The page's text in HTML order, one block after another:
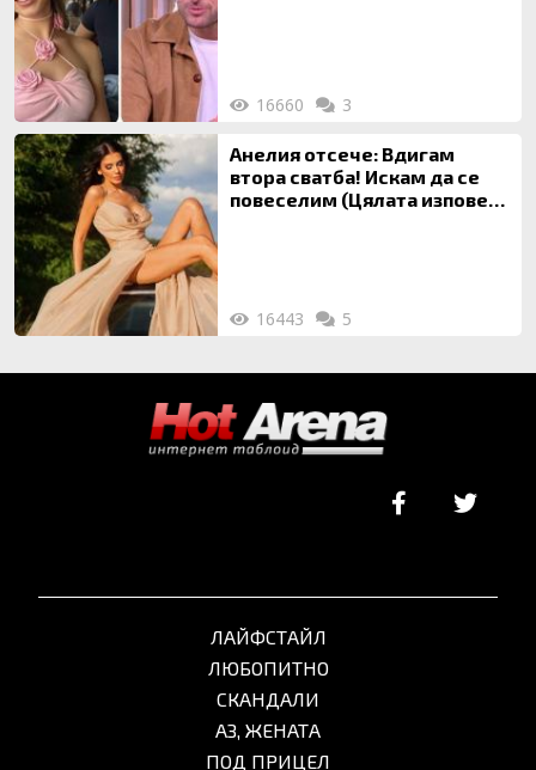
16660 3
Анелия отсече: Вдигам
втора сватба! Искам да се
повеселим (Цялата изповед
16443 5
ЛАЙФСТАЙЛ
ЛЮБОПИТНО
СКАНДАЛИ
АЗ, ЖЕНАТА
ПОД ПРИЦЕЛ